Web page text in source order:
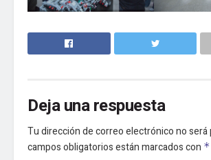
Deja una respuesta
Tu dirección de correo electrónico no será
campos obligatorios están marcados con *